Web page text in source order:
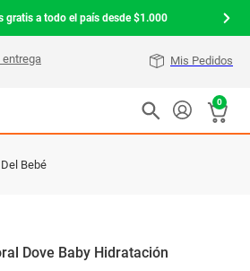
gratis a todo el país desde $1.000
Mis Pedidos
0
Bebé
Dove Baby Hidratación